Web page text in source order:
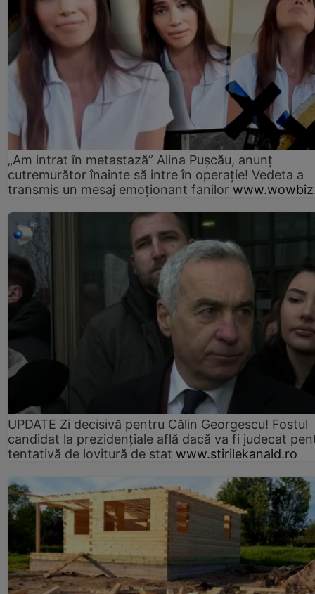
„Am intrat în metastază” Alina Pușcău, anunț
cutremurător înainte să intre în operație! Vedeta a
transmis un mesaj emoționant fanilor
UPDATE Zi decisivă pentru Călin Georgescu! Fostul
candidat la prezidențiale află dacă va fi judecat
tentativă de lovitură de stat www.stirilekanald.ro